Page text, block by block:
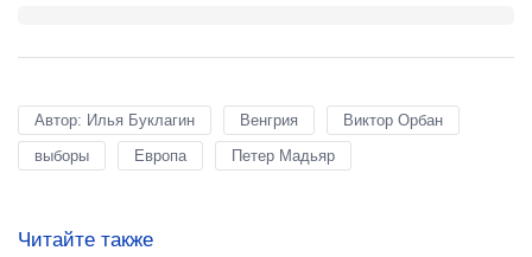
Автор: Илья Буклагин Венгрия
Виктор Орбан
выборы
Европа Петер Мадьяр
Читайте также